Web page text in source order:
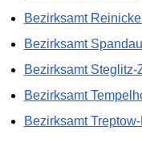
Bezirksamt
Bezirksamt Spandau
Bezirksamt Steglitz-
Bezirksamt
Bezirksamt